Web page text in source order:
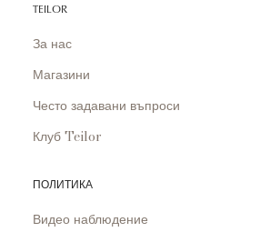
TEILOR
За нас
Магазини
Често задавани въпроси
Клуб Teilor
ПОЛИТИКА
Видео наблюдение